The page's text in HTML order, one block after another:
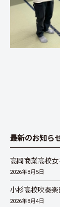
最新のお知ら
高岡商業高校
2026年8月5日
小杉高校吹奏
2026年8月4日